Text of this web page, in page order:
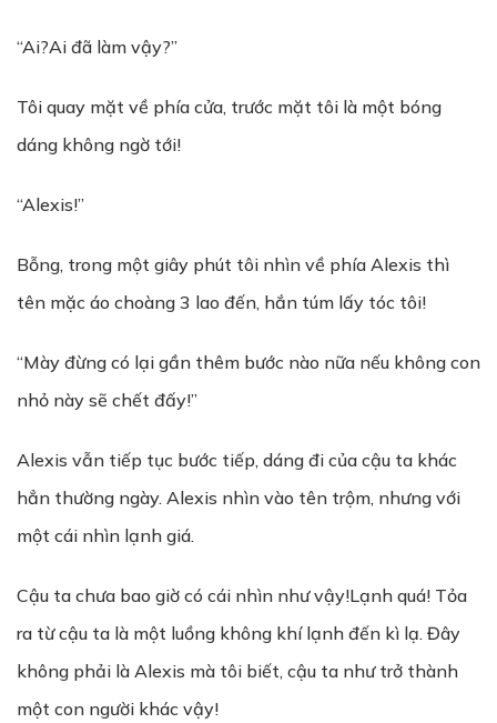
“Ai?Ai đã làm vậy?”
Tôi quay mặt về phía cửa, trước mặt tôi là một bóng
dáng không ngờ tới!
“Alexis!”
Bỗng, trong một giây phút tôi nhìn về phía Alexis thì
tên mặc áo choàng 3 lao đến, hắn túm lấy tóc tôi!
“Mày đừng có lại gần thêm bước nào nữa nếu không con
nhỏ này sẽ chết đấy!”
Alexis vẫn tiếp tục bước tiếp, dáng đi của cậu ta khác
hẳn thường ngày. Alexis nhìn vào tên trộm, nhưng với
một cái nhìn lạnh giá.
Cậu ta chưa bao giờ có cái nhìn như vậy!Lạnh quá! Tỏa
ra từ cậu ta là một luồng không khí lạnh đến kì lạ. Đây
không phải là Alexis mà tôi biết, cậu ta như trở thành
một con người khác vậy!